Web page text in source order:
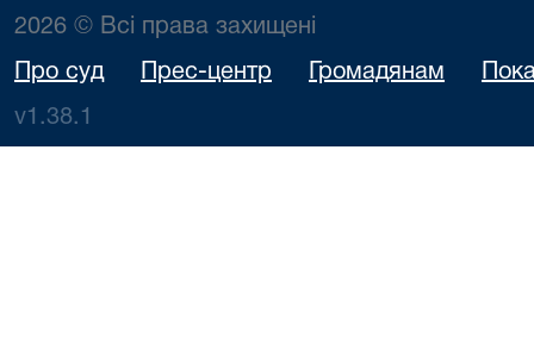
2026 © Всі права захищені
Про суд Прес-центр Громадянам
v1.38.1